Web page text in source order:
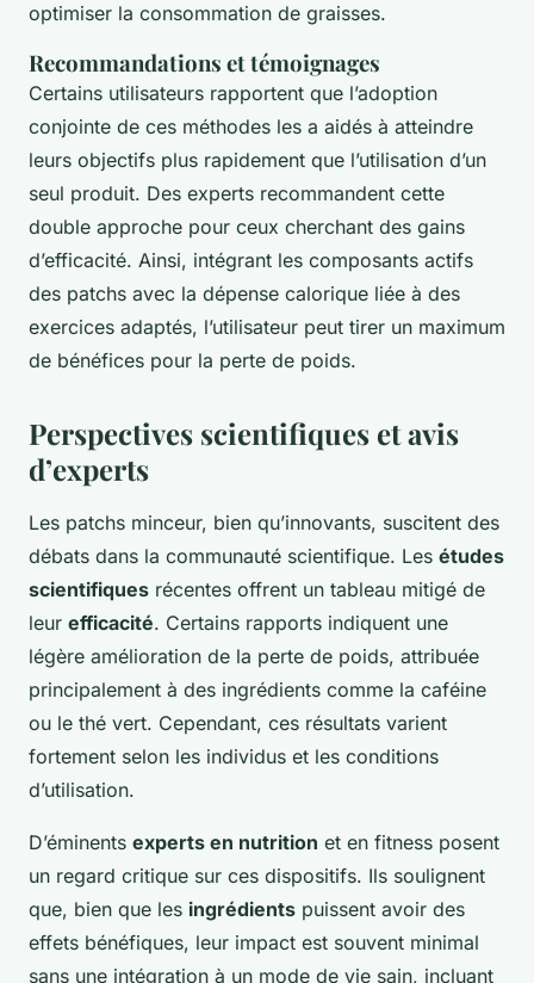
optimiser la consommation de graisses.
Recommandations et témoignages
Certains utilisateurs rapportent que l’adoption
conjointe de ces méthodes les a aidés à atteindre
leurs objectifs plus rapidement que l’utilisation d’un
seul produit. Des experts recommandent cette
double approche pour ceux cherchant des gains
d’efficacité. Ainsi, intégrant les composants actifs
des patchs avec la dépense calorique liée à des
exercices adaptés, l’utilisateur peut tirer un maximum
de bénéfices pour la perte de poids.
Perspectives scientifiques et avis
d’experts
Les patchs minceur, bien qu’innovants, suscitent des
débats dans la communauté scientifique. Les études
scientifiques récentes offrent un tableau mitigé de
leur efficacité. Certains rapports indiquent une
légère amélioration de la perte de poids, attribuée
principalement à des ingrédients comme la caféine
ou le thé vert. Cependant, ces résultats varient
fortement selon les individus et les conditions
d’utilisation.
D’éminents experts en nutrition et en fitness posent
un regard critique sur ces dispositifs. Ils soulignent
que, bien que les ingrédients puissent avoir des
effets bénéfiques, leur impact est souvent minimal
sans une intégration à un mode de vie sain, incluant